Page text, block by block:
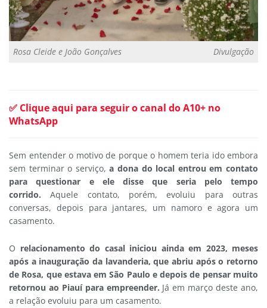
Rosa Cleide e João Gonçalves Divulgação
✅ Clique aqui para seguir o canal do A10+ no
WhatsApp
Sem entender o motivo de porque o homem teria ido embora
sem terminar o serviço, a dona do local entrou em contato
para questionar e ele disse que seria pelo tempo
corrido.Aquele contato, porém, evoluiu para outras
conversas, depois para jantares, um namoro e agora um
casamento.
O relacionamento do casal iniciou ainda em 2023, meses
após a inauguração da lavanderia, que abriu após o retorno
de Rosa, que estava em São Paulo e depois de pensar muito
retornou ao Piauí para empreender. Já em março deste ano,
a relação evoluiu para um casamento.